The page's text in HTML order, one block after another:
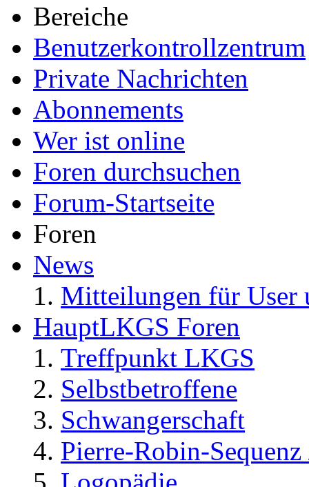
Bereiche
Benutzerkontrollzentrum
Private Nachrichten
Abonnements
Wer ist online
Foren durchsuchen
Forum-Startseite
Foren
News
Mitteilungen für User
HauptLKGS Foren
Treffpunkt LKGS
Selbstbetroffene
Schwangerschaft
Pierre-Robin-